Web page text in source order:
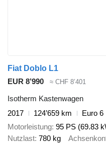
Fiat Doblo L1
EUR 8’990
≈ CHF 8’401
Isotherm Kastenwagen
2017
124’659 km
Euro 6
Motorleistung 95 PS (69.83
Nutzlast 780 kg